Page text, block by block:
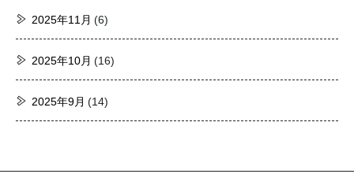
2025年11月 (6)
2025年10月 (16)
2025年9月 (14)